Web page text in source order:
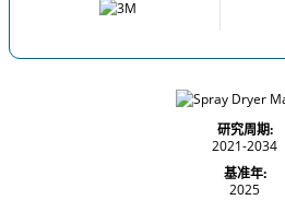
研究周期:
2021-2034
基准年:
2025